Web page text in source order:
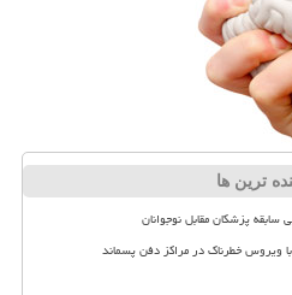
ترین ها
پزشکان مقابل نوجوانان
ویروس خطرناک در مراکز دفن پسماند